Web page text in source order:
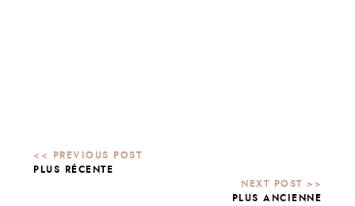
PLUS RÉCENTE
PLUS ANCIENNE